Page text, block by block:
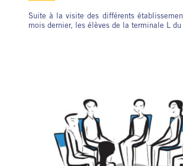
Suite à la visite des différents
mois dernier, les élèves de la terminale L